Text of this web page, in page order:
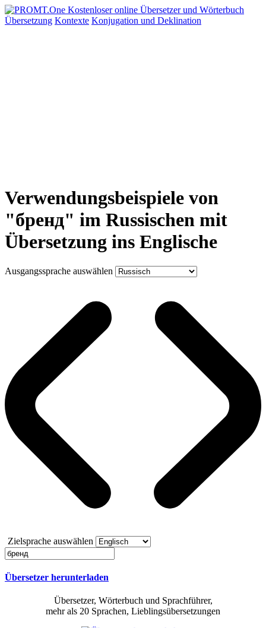
Übersetzung Kontexte Konjugation und Deklination
Verwendungsbeispiele von
"бренд" im Russischen mit
Übersetzung ins Englische
Ausgangssprache auswählen
Zielsprache auswählen
Übersetzer herunterladen
Übersetzer, Wörterbuch und Sprachführer,
mehr als 20 Sprachen, Lieblingsübersetzungen